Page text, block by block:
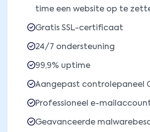
time een website op te
Gratis SSL-certificaat
24/7 ondersteuning
99,9% uptime
Aangepast controlepaneel
Professioneel e-
Geavanceerde